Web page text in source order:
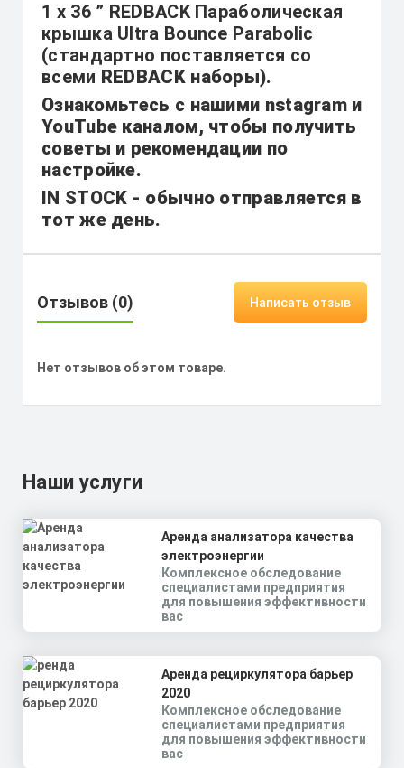
1 x 36 ” REDBACK Параболическая
крышка Ultra Bounce Parabolic
(стандартно поставляется со
всеми REDBACK наборы).
Ознакомьтесь с нашими nstagram и
YouTube каналом, чтобы получить
советы и рекомендации по
настройке.
IN STOCK - обычно отправляется в
тот же день.
Отзывов (0) Написать отзыв
Нет отзывов об этом товаре.
Наши услуги
Аренда анализатора качества
электроэнергии
Комплексное обследование
специалистами предприятия
для повышения эффективности
вас
Аренда рециркулятора барьер
2020
Комплексное обследование
специалистами предприятия
для повышения эффективности
вас